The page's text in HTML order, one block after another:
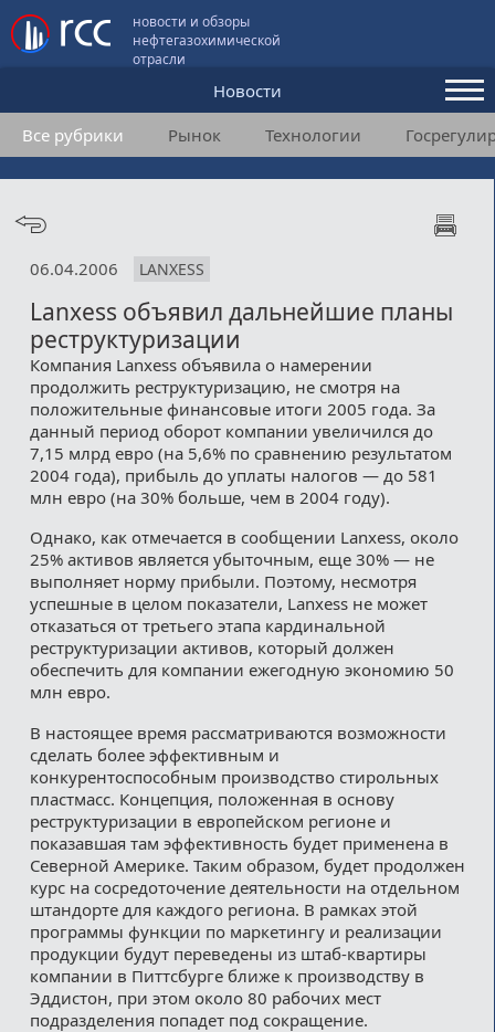
новости и обзоры
нефтегазохимической
отрасли
Новости
Аналитика и мнения
Конференции
Пользовательское соглашение
Медиакит
Контакты
Все рубрики Рынок Технологии
06.04.2006 LANXESS
Lanxess объявил дальнейшие планы
реструктуризации
Компания Lanxess объявила о намерении
продолжить реструктуризацию, не смотря на
положительные финансовые итоги 2005 года. За
данный период оборот компании увеличился до
7,15 млрд евро (на 5,6% по сравнению результатом
2004 года), прибыль до уплаты налогов — до 581
млн евро (на 30% больше, чем в 2004 году).
Однако, как отмечается в сообщении Lanxess, около
25% активов является убыточным, еще 30% — не
выполняет норму прибыли. Поэтому, несмотря
успешные в целом показатели, Lanxess не может
отказаться от третьего этапа кардинальной
реструктуризации активов, который должен
обеспечить для компании ежегодную экономию 50
млн евро.
В настоящее время рассматриваются возможности
сделать более эффективным и
конкурентоспособным производство стирольных
пластмасс. Концепция, положенная в основу
реструктуризации в европейском регионе и
показавшая там эффективность будет применена в
Северной Америке. Таким образом, будет продолжен
курс на сосредоточение деятельности на отдельном
штандорте для каждого региона. В рамках этой
программы функции по маркетингу и реализации
продукции будут переведены из штаб-квартиры
компании в Питтсбурге ближе к производству в
Эддистон, при этом около 80 рабочих мест
подразделения попадет под сокращение.